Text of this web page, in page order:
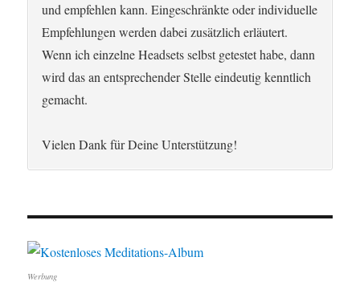
und empfehlen kann. Eingeschränkte oder individuelle
Empfehlungen werden dabei zusätzlich erläutert.
Wenn ich einzelne Headsets selbst getestet habe, dann
wird das an entsprechender Stelle eindeutig kenntlich
gemacht.
Vielen Dank für Deine Unterstützung!
Werbung